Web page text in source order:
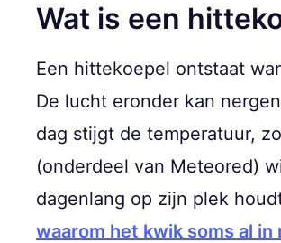
Wat is een
Een hittekoepel ontstaat
De lucht eronder kan
dag stijgt de temperatuur,
(onderdeel van Meteored)
dagenlang op zijn plek
waarom het kwik soms al